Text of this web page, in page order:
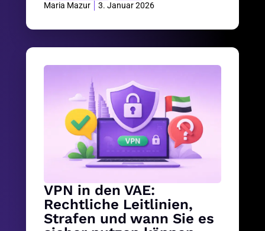
Maria Mazur
3. Januar 2026
VPN in den VAE:
Rechtliche Leitlinien,
Strafen und wann Sie es